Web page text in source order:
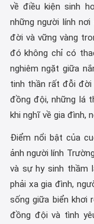
về điều kiện sinh
những người lính
đời và vững vàng
đó không chỉ có
nghiêm ngặt giữa
tinh thần rất đỗi đời
đồng đội, những lá
khi nghĩ về gia đình,
Điểm nổi bật của
ảnh người lính
và sự hy sinh thầm
phải xa gia đình,
sống giữa biển khơi
đồng đội và tình